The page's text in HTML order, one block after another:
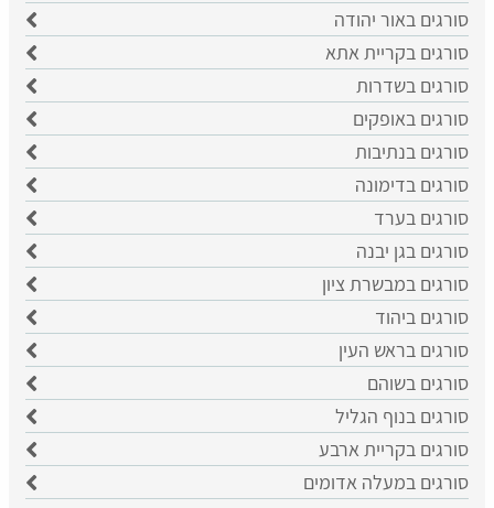
סורגים באור יהודה
סורגים בקריית אתא
סורגים בשדרות
סורגים באופקים
סורגים בנתיבות
סורגים בדימונה
סורגים בערד
סורגים בגן יבנה
סורגים במבשרת ציון
סורגים ביהוד
סורגים בראש העין
סורגים בשוהם
סורגים בנוף הגליל
סורגים בקריית ארבע
סורגים במעלה אדומים